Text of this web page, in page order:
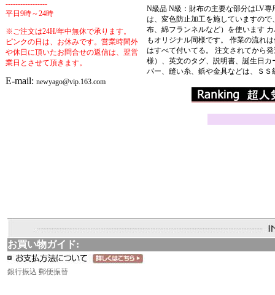
-----------------
平日9時～24時
※ご注文は24H/年中無休で承ります。
ピンクの日は、お休みです。営業時間外
や休日に頂いたお問合せの返信は、翌営
業日とさせて頂きます。
E-mail: newyago@vip.163.com
N級品 N級：財布の主要な部分はLV
は、変色防止加工を施していますの
布、綿フランネルなど）を使います
もオリジナル同様です。 作業の流れ
はすべて付いてる。 注文されてから
様）、英文のタグ、説明書、誕生日
パー、縫い糸、鋲や金具などは、Ｓ
お買い物ガイド:
銀行振込 郵便振替